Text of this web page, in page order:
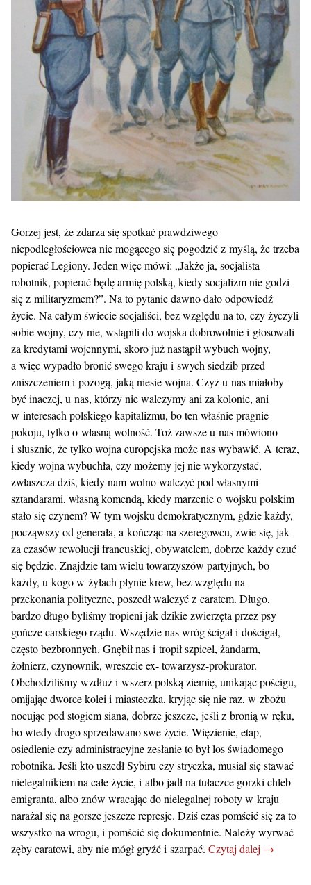
Gorzej jest, że zdarza się spotkać prawdziwego
niepodległościowca nie mogącego się pogodzić z myślą, że trzeba
popierać Legiony. Jeden więc mówi: „Jakże ja, socjalista-
robotnik, popierać będę armię polską, kiedy socjalizm nie godzi
się z militaryzmem?”. Na to pytanie dawno dało odpowiedź
życie. Na całym świecie socjaliści, bez względu na to, czy życzyli
sobie wojny, czy nie, wstąpili do wojska dobrowolnie i głosowali
za kredytami wojennymi, skoro już nastąpił wybuch wojny,
a więc wypadło bronić swego kraju i swych siedzib przed
zniszczeniem i pożogą, jaką niesie wojna. Czyż u nas miałoby
być inaczej, u nas, którzy nie walczymy ani za kolonie, ani
w interesach polskiego kapitalizmu, bo ten właśnie pragnie
pokoju, tylko o własną wolność. Toż zawsze u nas mówiono
i słusznie, że tylko wojna europejska może nas wybawić. A teraz,
kiedy wojna wybuchła, czy możemy jej nie wykorzystać,
zwłaszcza dziś, kiedy nam wolno walczyć pod własnymi
sztandarami, własną komendą, kiedy marzenie o wojsku polskim
stało się czynem? W tym wojsku demokratycznym, gdzie każdy,
począwszy od generała, a kończąc na szeregowcu, zwie się, jak
za czasów rewolucji francuskiej, obywatelem, dobrze każdy czuć
się będzie. Znajdzie tam wielu towarzyszów partyjnych, bo
każdy, u kogo w żyłach płynie krew, bez względu na
przekonania polityczne, poszedł walczyć z caratem. Długo,
bardzo długo byliśmy tropieni jak dzikie zwierzęta przez psy
gończe carskiego rządu. Wszędzie nas wróg ścigał i dościgał,
często bezbronnych. Gnębił nas i tropił szpicel, żandarm,
żołnierz, czynownik, wreszcie ex- towarzysz-prokurator.
Obchodziliśmy wzdłuż i wszerz polską ziemię, unikając pościgu,
omijając dworce kolei i miasteczka, kryjąc się nie raz, w zbożu
nocując pod stogiem siana, dobrze jeszcze, jeśli z bronią w ręku,
bo wtedy drogo sprzedawano swe życie. Więzienie, etap,
osiedlenie czy administracyjne zesłanie to był los świadomego
robotnika. Jeśli kto uszedł Sybiru czy stryczka, musiał się stawać
nielegalnikiem na całe życie, i albo jadł na tułaczce gorzki chleb
emigranta, albo znów wracając do nielegalnej roboty w kraju
narażał się na gorsze jeszcze represje. Dziś czas pomścić się za to
wszystko na wrogu, i pomścić się dokumentnie. Należy wyrwać
zęby caratowi, aby nie mógł gryźć i szarpać. Czytaj dalej →